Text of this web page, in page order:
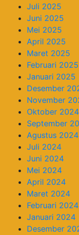
Juli 2025
Juni 2025
Mei 2025
April 2025
Maret 2025
Februari 2025
Januari 2025
Desember
November
Oktober 2024
September
Agustus 2024
Juli 2024
Juni 2024
Mei 2024
April 2024
Maret 2024
Februari 2024
Januari 2024
Desember